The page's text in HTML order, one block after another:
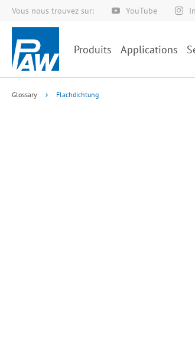
Vous nous trouvez sur: YouTube
Allez
au
contenu
Produits Applications
Glossary Flachdichtung